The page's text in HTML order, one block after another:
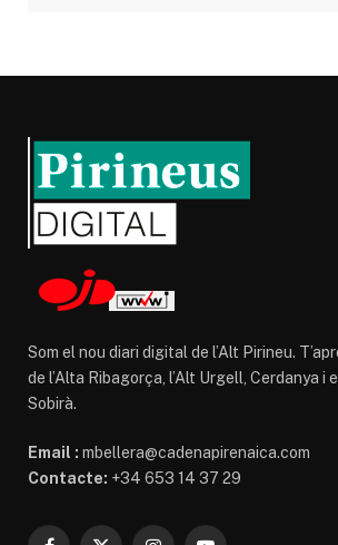
Som el nou diari digital de l’Alt Pirineu.
de l’Alta Ribagorça, l’Alt Urgell, Cerdanya i
Sobirà.
Email : mbellera@cadenapirenaica.com
Contacte: +34 653 14 37 29